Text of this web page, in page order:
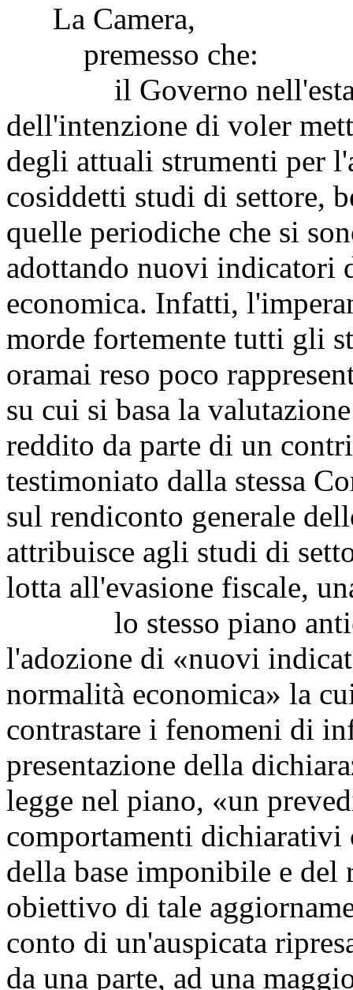
La Camera,
premesso che:
il Governo nell'estate
dell'intenzione di voler
degli attuali strumenti per
cosiddetti studi di settore,
quelle periodiche che si
adottando nuovi indicatori
economica. Infatti,
morde fortemente tutti gli
oramai reso poco
su cui si basa la
reddito da parte di un
testimoniato dalla stessa
sul rendiconto generale
attribuisce agli studi di
lotta all'evasione fiscale,
lo stesso piano
l'adozione di «nuovi
normalità economica» la
contrastare i fenomeni di
presentazione della
legge nel piano, «un
comportamenti
della base imponibile e
obiettivo di tale
conto di un'auspicata
da una parte, ad una